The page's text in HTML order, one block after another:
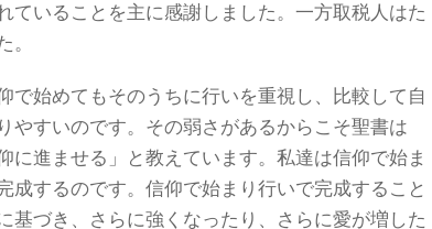
ていることを主に感謝しました。一方取税人はた
。
で始めてもそのうちに行いを重視し、比較して自
やすいのです。その弱さがあるからこそ聖書は
に進ませる」と教えています。私達は信仰で始ま
成するのです。信仰で始まり行いで完成すること
基づき、さらに強くなったり、さらに愛が増した